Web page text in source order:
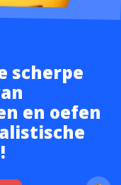
scherpe
en oefen